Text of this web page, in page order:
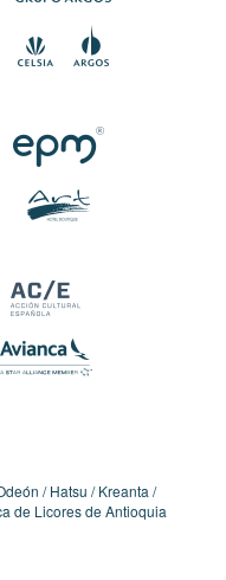
Hatsu
Kreanta
de Licores de Antioquia